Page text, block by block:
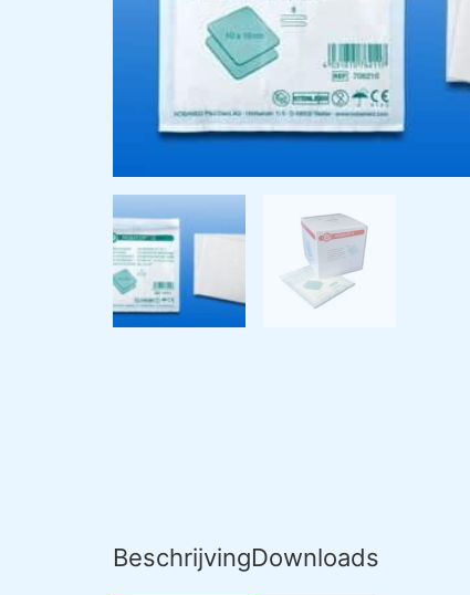
BeschrijvingDownloads